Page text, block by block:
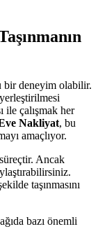
bir deneyim olabilir.
ile çalışmak her
Nakliyat, bu
amaçlıyor.
Ancak
taşınmasını
bazı önemli